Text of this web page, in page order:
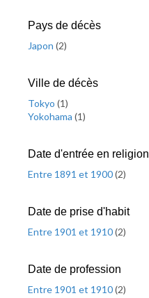
Pays de décès
Japon (2)
Ville de décès
Tokyo (1)
Yokohama (1)
Date d'entrée en religion
Entre 1891 et 1900(2)
Date de prise d'habit
Entre 1901 et 1910(2)
Date de profession
Entre 1901 et 1910(2)